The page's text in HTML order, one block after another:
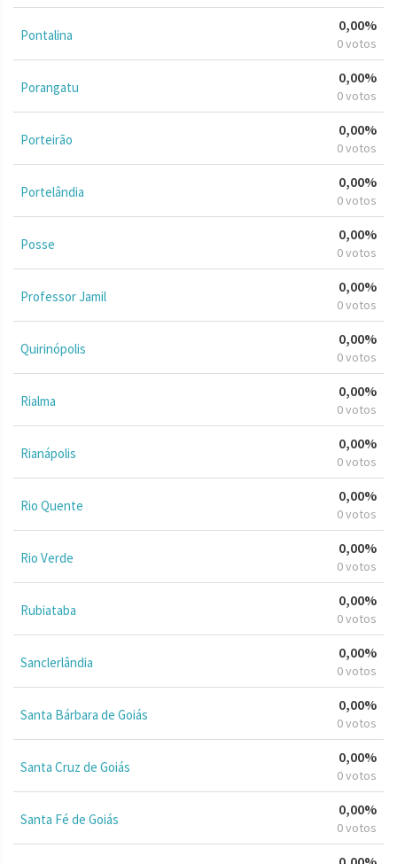
Pontalina
0,00%
0 votos
Porangatu
0,00%
0 votos
Porteirão
0,00%
0 votos
Portelândia
0,00%
0 votos
Posse
0,00%
0 votos
Professor Jamil
0,00%
0 votos
Quirinópolis
0,00%
0 votos
Rialma
0,00%
0 votos
Rianápolis
0,00%
0 votos
Rio Quente
0,00%
0 votos
Rio Verde
0,00%
0 votos
Rubiataba
0,00%
0 votos
Sanclerlândia
0,00%
0 votos
Santa Bárbara de Goiás
0,00%
0 votos
Santa Cruz de Goiás
0,00%
0 votos
Santa Fé de Goiás
0,00%
0 votos